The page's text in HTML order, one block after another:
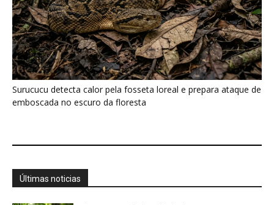
Eu acompanhei o relógio de um pequeno
primata amazônico e descobri...
7 de agosto de 2026
Saracura distribui o peso dos dedos sobre
plantas flutuantes e corre...
7 de agosto de 2026
Peixe-lua em Ilhabela: por que é conhecido